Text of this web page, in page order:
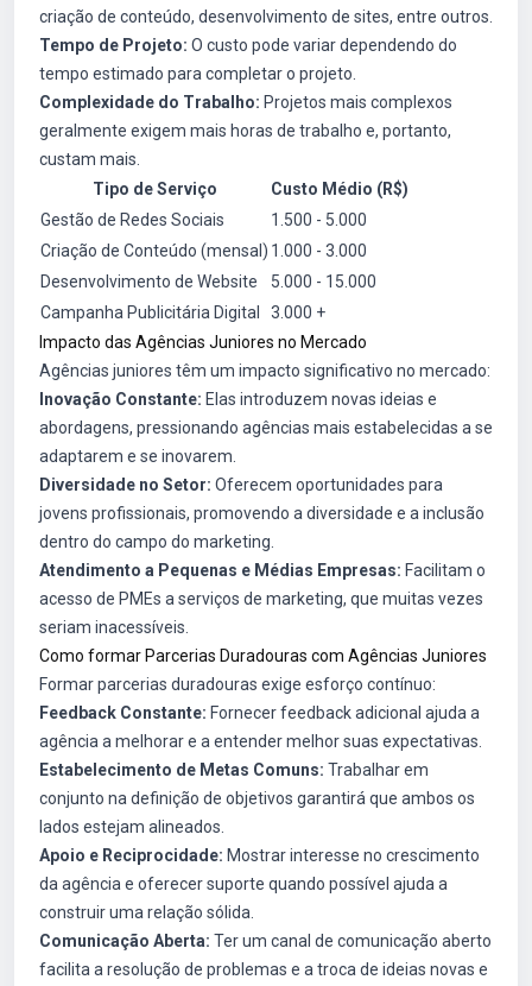
criação de conteúdo, desenvolvimento de sites, entre outros.
Tempo de Projeto: O custo pode variar dependendo do
tempo estimado para completar o projeto.
Complexidade do Trabalho: Projetos mais complexos
geralmente exigem mais horas de trabalho e, portanto,
custam mais.
Tipo de Serviço
Custo Médio (R$)
Gestão de Redes Sociais
1.500 - 5.000
Criação de Conteúdo (mensal) 1.000 - 3.000
Desenvolvimento de Website
5.000 - 15.000
Campanha Publicitária Digital
3.000 +
Impacto das Agências Juniores no Mercado
Agências juniores têm um impacto significativo no mercado:
Inovação Constante: Elas introduzem novas ideias e
abordagens, pressionando agências mais estabelecidas a se
adaptarem e se inovarem.
Diversidade no Setor: Oferecem oportunidades para
jovens profissionais, promovendo a diversidade e a inclusão
dentro do campo do marketing.
Atendimento a Pequenas e Médias Empresas: Facilitam o
acesso de PMEs a serviços de marketing, que muitas vezes
seriam inacessíveis.
Como formar Parcerias Duradouras com Agências Juniores
Formar parcerias duradouras exige esforço contínuo:
Feedback Constante: Fornecer feedback adicional ajuda a
agência a melhorar e a entender melhor suas expectativas.
Estabelecimento de Metas Comuns: Trabalhar em
conjunto na definição de objetivos garantirá que ambos os
lados estejam alineados.
Apoio e Reciprocidade: Mostrar interesse no crescimento
da agência e oferecer suporte quando possível ajuda a
construir uma relação sólida.
Comunicação Aberta: Ter um canal de comunicação aberto
facilita a resolução de problemas e a troca de ideias novas e